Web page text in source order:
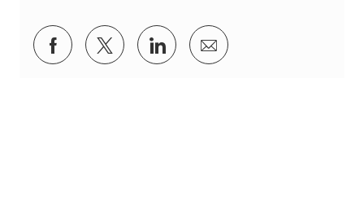
Jaa Facebookin kautta
Jaa Twitterissä
Jaa LinkedInin kautta
Jaa sähköpostitse